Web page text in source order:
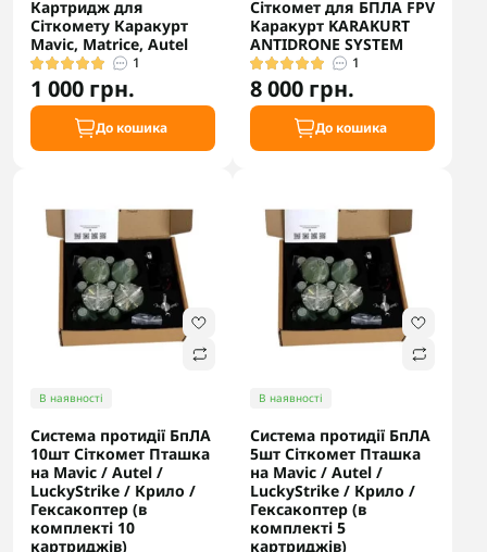
Картридж для
Сіткомету Каракурт
Mavic, Matrice, Autel
1
1 000 грн.
До кошика
Сіткомет для БПЛА FPV
Каракурт KARAKURT
ANTIDRONE SYSTEM
1
8 000 грн.
До кошика
В наявності
Система протидії БпЛА
10шт Сіткомет Пташка
на Mavic / Autel /
LuckyStrike / Крило /
Гексакоптер (в
комплекті 10
картриджів)
В наявності
Система протидії БпЛА
5шт Сіткомет Пташка
на Mavic / Autel /
LuckyStrike / Крило /
Гексакоптер (в
комплекті 5
картриджів)